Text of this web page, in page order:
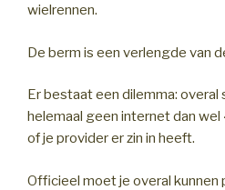
wielrennen.
De berm is een verlengde van
Er bestaat een dilemma:
helemaal geen internet dan
of je provider er zin in heeft.
Officieel moet je overal kunnen